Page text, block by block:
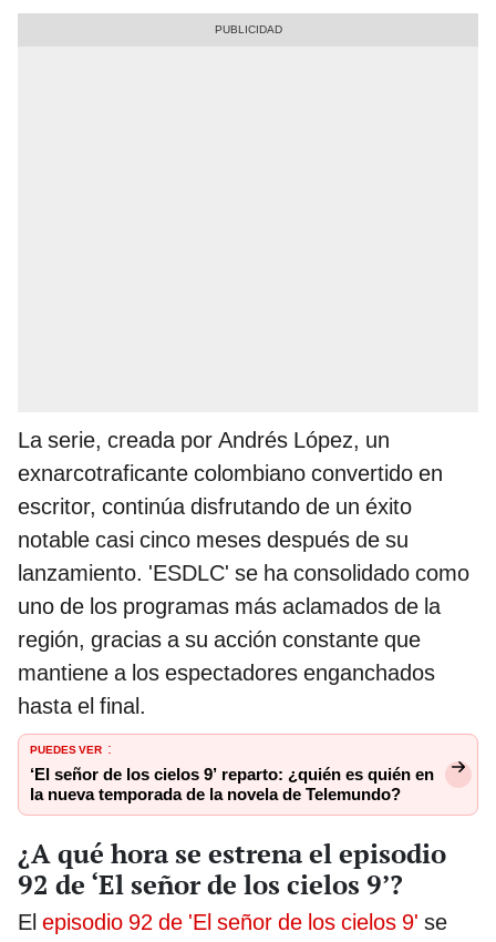
La serie, creada por Andrés López, un
exnarcotraficante colombiano convertido en
escritor, continúa disfrutando de un éxito
notable casi cinco meses después de su
lanzamiento. 'ESDLC' se ha consolidado como
uno de los programas más aclamados de la
región, gracias a su acción constante que
mantiene a los espectadores enganchados
hasta el final.
PUEDES VER :
‘El señor de los cielos 9’ reparto: ¿quién es quién en
la nueva temporada de la novela de Telemundo?
¿A qué hora se estrena el episodio
92 de ‘El señor de los cielos 9’?
El episodio 92 de 'El señor de los cielos 9' se